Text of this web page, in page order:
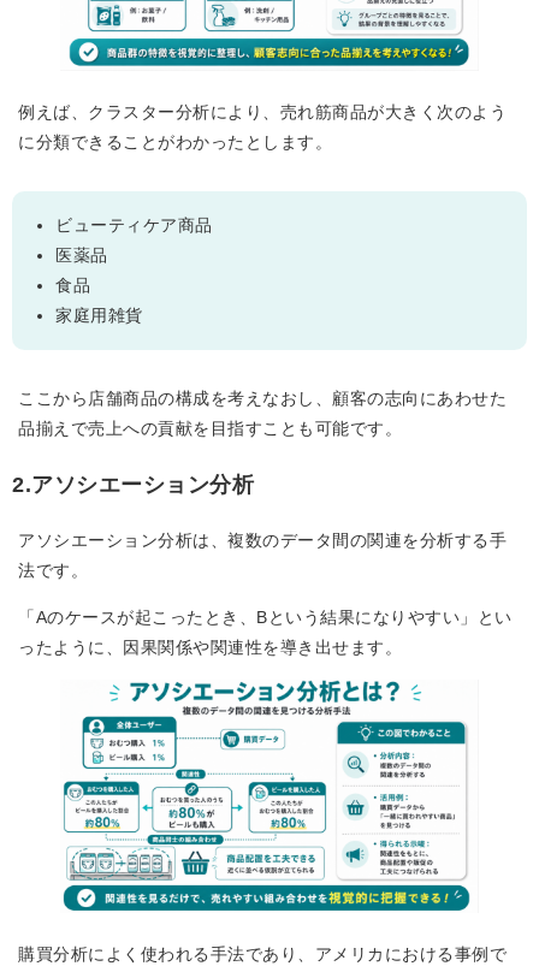
例えば、クラスター分析により、売れ筋商品が大きく次のよう
に分類できることがわかったとします。
ビューティケア商品
医薬品
食品
家庭用雑貨
ここから店舗商品の構成を考えなおし、顧客の志向にあわせた
品揃えで売上への貢献を目指すことも可能です。
2.アソシエーション分析
アソシエーション分析は、複数のデータ間の関連を分析する手
法です。
「Aのケースが起こったとき、Bという結果になりやすい」とい
ったように、因果関係や関連性を導き出せます。
購買分析によく使われる手法であり、アメリカにおける事例で